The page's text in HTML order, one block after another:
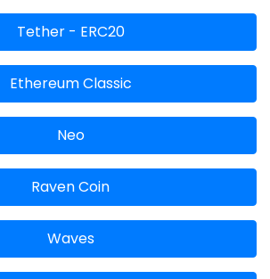
Tether - ERC20
Ethereum Classic
Neo
Raven Coin
Waves